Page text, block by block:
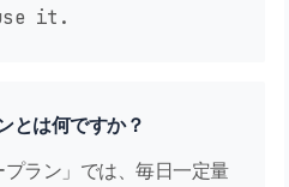
it.
とは何ですか？
ラン」では、毎日一定量